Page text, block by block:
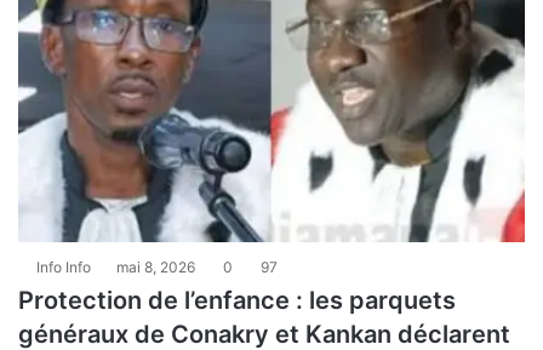
Info Info mai 8, 2026 0 97
Protection de l’enfance : les parquets
généraux de Conakry et Kankan déclarent